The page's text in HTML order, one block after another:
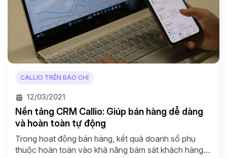
CALLIO TRÊN BÁO CHÍ
12/03/2021
Nền tảng CRM Callio: Giúp bán hàng dễ dàng
và hoàn toàn tự động
Trong hoạt động bán hàng, kết quả doanh số phụ
thuộc hoàn toàn vào khả năng bám sát khách hàng